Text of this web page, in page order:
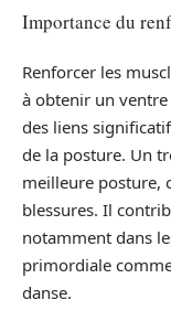
Importance du
Renforcer les
à obtenir un
des liens
de la posture. Un
meilleure posture,
blessures. Il
notamment dans
primordiale
danse.